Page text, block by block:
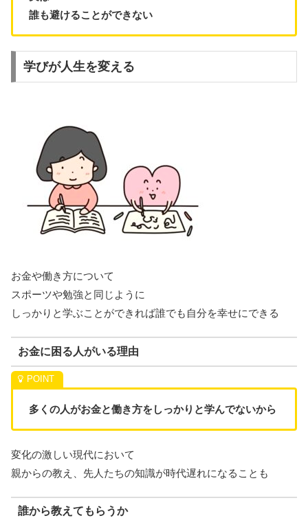
誰も避けることができない
学びが人生を変える
お金や働き方について
スポーツや勉強と同じように
しっかりと学ぶことができれば誰でも自分を幸せにできる
お金に困る人がいる理由
多くの人がお金と働き方をしっかりと学んでないから
変化の激しい現代において
親からの教え、先人たちの知識が時代遅れになることも
誰から教えてもらうか